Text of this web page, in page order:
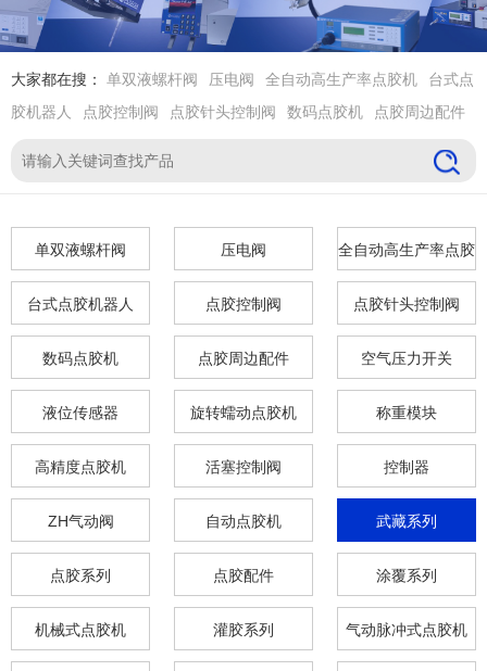
大家都在搜： 单双液螺杆阀 压电阀 全自动高生产率点胶机
台式点
胶机器人
点胶控制阀 点胶针头控制阀 数码点胶机 点胶周边配件
单双液螺杆阀 压电阀 全自动高生产率点胶
机
台式点胶机器人 点胶控制阀 点胶针头控制阀
数码点胶机 点胶周边配件 空气压力开关
液位传感器 旋转蠕动点胶机 称重模块
高精度点胶机 活塞控制阀 控制器
ZH气动阀 自动点胶机 武藏系列
点胶系列 点胶配件 涂覆系列
机械式点胶机 灌胶系列 气动脉冲式点胶机